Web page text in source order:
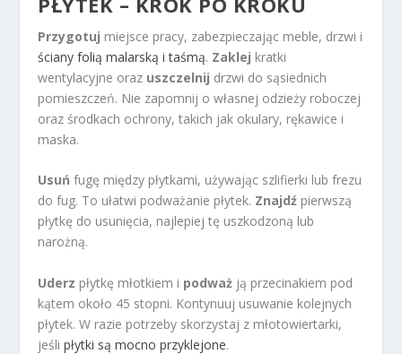
Przygotuj miejsce pracy, zabezpieczając meble, drzwi i
ściany folią malarską i taśmą. Zaklej kratki
wentylacyjne oraz uszczelnij drzwi do sąsiednich
pomieszczeń. Nie zapomnij o własnej odzieży roboczej
oraz środkach ochrony, takich jak okulary, rękawice i
maska.
Usuń fugę między płytkami, używając szlifierki lub frezu
do fug. To ułatwi podważanie płytek. Znajdź pierwszą
płytkę do usunięcia, najlepiej tę uszkodzoną lub
narożną.
Uderz płytkę młotkiem i podważ ją przecinakiem pod
kątem około 45 stopni. Kontynuuj usuwanie kolejnych
płytek. W razie potrzeby skorzystaj z młotowiertarki,
jeślipłytki są mocno przyklejone.